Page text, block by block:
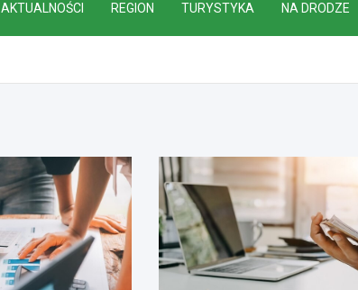
AKTUALNOŚCI REGION TURYSTYKA NA DRODZE